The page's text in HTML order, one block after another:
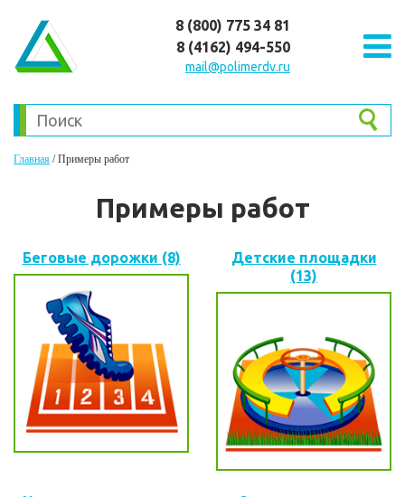
8 (800) 775 34 81
8 (4162) 494-550
mail@polimerdv.ru
Главная /Примеры работ
Примеры работ
Беговые дорожки (8)
Детские площадки
(13)